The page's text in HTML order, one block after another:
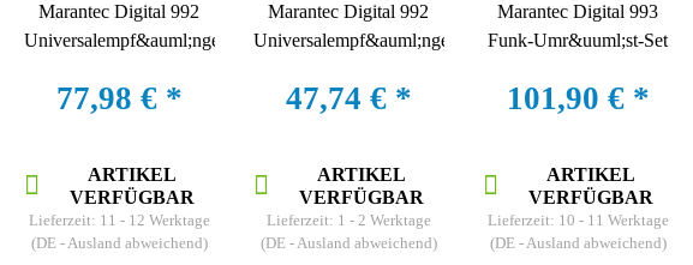
Marantec Digital 992
Universalempf&auml;nger
77,98 € *
ARTIKEL
VERFÜGBAR
Lieferzeit: 11 - 12 Werktage
(DE - Ausland abweichend)
Marantec Digital 992
Universalempf&auml;nger,
47,74 € *
ARTIKEL
VERFÜGBAR
Lieferzeit: 1 - 2 Werktage
(DE - Ausland abweichend)
Marantec Digital 993
Funk-Umr&uuml;st-Set
101,90 € *
ARTIKEL
VERFÜGBAR
Lieferzeit: 10 - 11 Werktage
(DE - Ausland abweichend)